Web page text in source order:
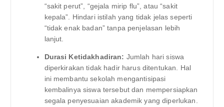
“sakit perut”, “gejala mirip flu”, atau “sakit
kepala”. Hindari istilah yang tidak jelas seperti
“tidak enak badan” tanpa penjelasan lebih
lanjut.
Durasi Ketidakhadiran: Jumlah hari siswa
diperkirakan tidak hadir harus ditentukan. Hal
ini membantu sekolah mengantisipasi
kembalinya siswa tersebut dan mempersiapkan
segala penyesuaian akademik yang diperlukan.